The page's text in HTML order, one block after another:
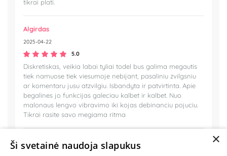
tikrai plati.
Algirdas
2025-04-22
5.0
Diskretiskas, veikia labai tyliai todel bus galima megautis
tiek namuose tiek viesumoje nebijant, pasaliniu zvilgsniu
ar komentaru jusu atzvilgiu. Isbandyta ir patvirtinta. Apie
begalines jo funkcijas galeciau kalbet ir kalbet. Nuo
malonaus lengvo vibravimo iki kojas debinanciu pojuciu.
Tikrai rasite savo megiama ritma
×
Ši svetainė naudoja slapukus